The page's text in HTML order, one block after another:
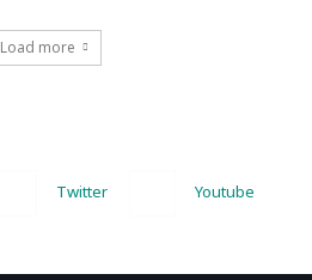
Load more
Twitter Youtube